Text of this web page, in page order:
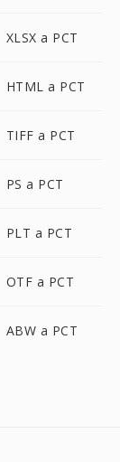
XLSX a PCT
HTML a PCT
TIFF a PCT
PS a PCT
PLT a PCT
OTF a PCT
ABW a PCT